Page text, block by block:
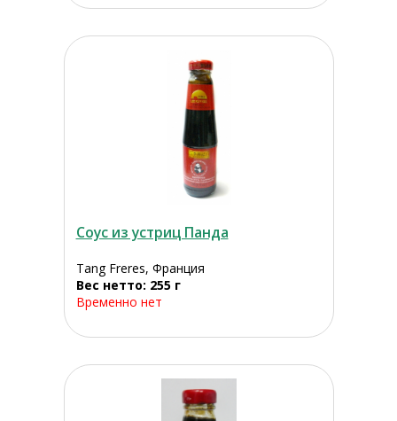
Соус из устриц Панда
Tang Freres, Франция
Вес нетто: 255 г
Временно нет